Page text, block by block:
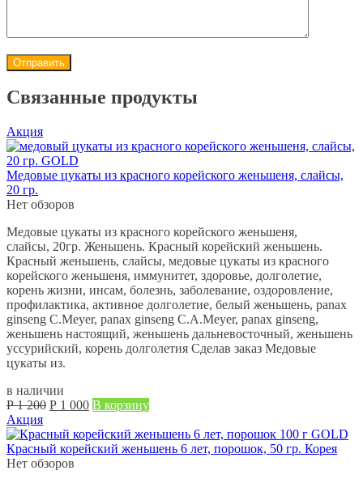
Связанные продукты
Акция
Медовые цукаты из красного корейского женьшеня, слайсы,
20 гр.
Нет обзоров
Медовые цукаты из красного корейского женьшеня,
слайсы, 20гр. Женьшень. Красный корейский женьшень.
Красный женьшень, слайсы, медовые цукаты из красного
корейского женьшеня, иммунитет, здоровье, долголетие,
корень жизни, инсам, болезнь, заболевание, оздоровление,
профилактика, активное долголетие, белый женьшень, panax
ginseng C.Meyer, panax ginseng C.A.Meyer, panax ginseng,
женьшень настоящий, женьшень дальневосточный, женьшень
уссурийский, корень долголетия Сделав заказ Медовые
цукаты из.
в наличии
Р 1 200 Первоначальная
составляла
Р
1 200.
Р 1 000Текущая
Р
1 000.
В корзину
Акция
Красный корейский женьшень 6 лет, порошок, 50 гр. Корея
Нет обзоров